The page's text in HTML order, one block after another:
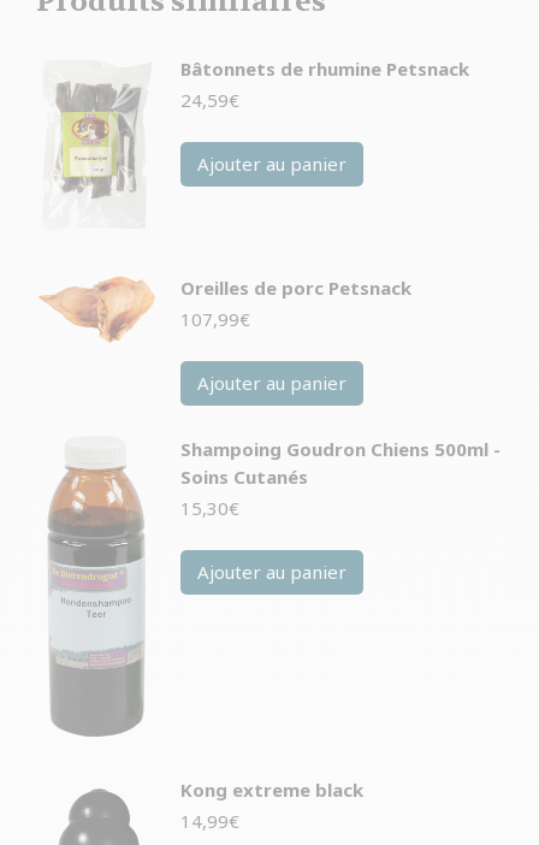
Bâtonnets de rhumine Petsnack
24,59€
Ajouter au panier
Oreilles de porc Petsnack
107,99€
Ajouter au panier
Shampoing Goudron Chiens 500ml -
Soins Cutanés
15,30€
Ajouter au panier
Kong extreme black
14,99€